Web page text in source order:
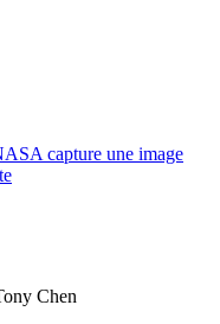
capture une image
Chen